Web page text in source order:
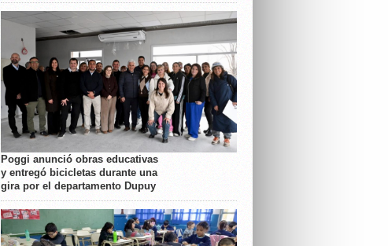
Poggi anunció obras educativas
y entregó bicicletas durante una
gira por el departamento Dupuy